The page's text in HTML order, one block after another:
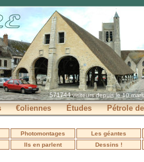
571744visiteurs depuis le 10
€oliennes Études Pétrole
Photomontages Les géantes
Ils en parlent Dessins !